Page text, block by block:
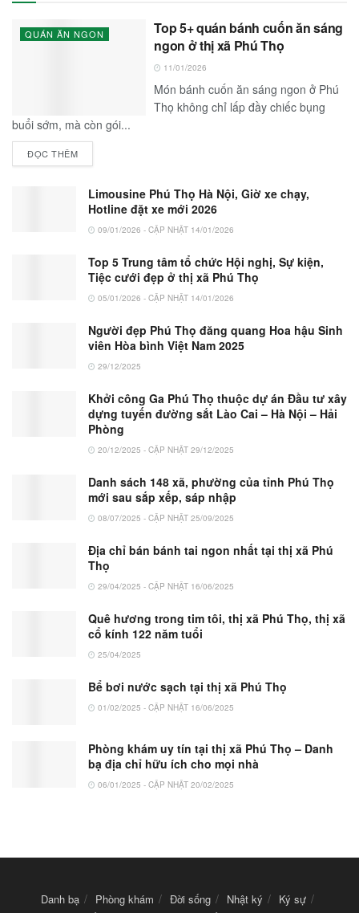
QUÁN ĂN NGON
Top 5+ quán bánh cuốn ăn sáng
ngon ở thị xã Phú Thọ
11/01/2026
Món bánh cuốn ăn sáng ngon ở Phú
Thọ không chỉ lấp đầy chiếc bụng
buổi sớm, mà còn gói...
ĐỌC THÊM
Limousine Phú Thọ Hà Nội, Giờ xe chạy,
Hotline đặt xe mới 2026
09/01/2026 - CẬP NHẬT 14/01/2026
Top 5 Trung tâm tổ chức Hội nghị, Sự kiện,
Tiệc cưới đẹp ở thị xã Phú Thọ
05/01/2026 - CẬP NHẬT 14/01/2026
Người đẹp Phú Thọ đăng quang Hoa hậu Sinh
viên Hòa bình Việt Nam 2025
29/12/2025
Khởi công Ga Phú Thọ thuộc dự án Đầu tư xây
dựng tuyến đường sắt Lào Cai – Hà Nội – Hải
Phòng
20/12/2025 - CẬP NHẬT 29/12/2025
Danh sách 148 xã, phường của tỉnh Phú Thọ
mới sau sắp xếp, sáp nhập
08/07/2025 - CẬP NHẬT 25/09/2025
Địa chỉ bán bánh tai ngon nhất tại thị xã Phú
Thọ
29/04/2025 - CẬP NHẬT 16/06/2025
Quê hương trong tim tôi, thị xã Phú Thọ, thị xã
cổ kính 122 năm tuổi
25/04/2025
Bể bơi nước sạch tại thị xã Phú Thọ
01/02/2025 - CẬP NHẬT 16/06/2025
Phòng khám uy tín tại thị xã Phú Thọ – Danh
bạ địa chỉ hữu ích cho mọi nhà
06/01/2025 - CẬP NHẬT 20/02/2025
Danh bạ Phòng khám Đời sống Nhật ký
Ký sự